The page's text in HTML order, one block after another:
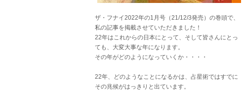
ザ・フナイ2022年の1月号（21/12/3発売）の巻頭で、
私の記事を掲載させていただきました！
22年はこれからの日本にとって、そして皆さんにとっ
ても、大変大事な年になります。
その年がどのようになっていくか・・・・
22年、どのようなことになるかは、占星術ではすでに
その兆候がはっきりと出ています。